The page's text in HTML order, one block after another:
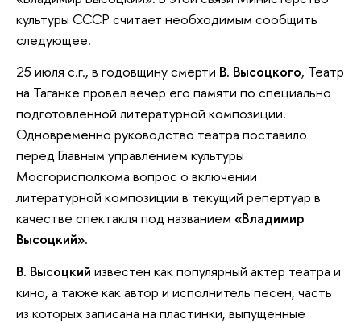
культуры СССР считает необходимым сообщить
следующее.
25 июля с.г., в годовщину смерти В. Высоцкого, Театр
на Таганке провел вечер его памяти по специально
подготовленной литературной композиции.
Одновременно руководство театра поставило
перед Главным управлением культуры
Мосгорисполкома вопрос о включении
литературной композиции в текущий репертуар в
качестве спектакля под названием «Владимир
Высоцкий».
В. Высоцкий известен как популярный актер театра и
кино, а также как автор и исполнитель песен, часть
из которых записана на пластинки, выпущенные